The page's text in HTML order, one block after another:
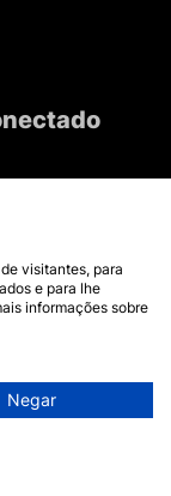
visitantes, para
e para lhe
informações sobre
Negar